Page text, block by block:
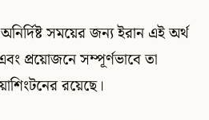
সময়ের জন্য ইরান এই অর্থ
প্রয়োজনে সম্পূর্ণভাবে তা
রয়েছে।